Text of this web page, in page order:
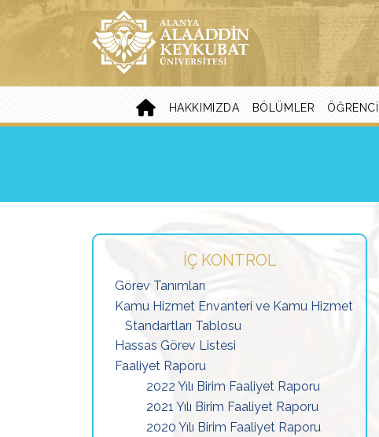
HAKKIMIZDA BÖLÜMLER ÖĞRENCI
İÇ KONTROL
Görev Tanımları
Kamu Hizmet Envanteri ve Kamu Hizmet
Standartları Tablosu
Hassas Görev Listesi
Faaliyet Raporu
2022 Yılı Birim Faaliyet Raporu
2021 Yılı Birim Faaliyet Raporu
2020 Yılı Birim Faaliyet Raporu